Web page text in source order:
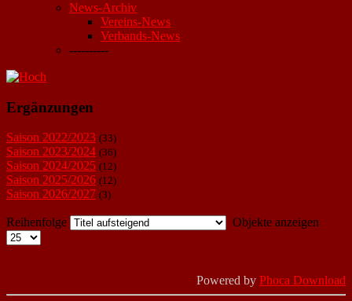
News-Archiv
Vereins-News
Verbands-News
----------
Ergänzungen
Saison 2022/2023 (33)
Saison 2023/2024 (36)
Saison 2024/2025 (12)
Saison 2025/2026 (12)
Saison 2026/2027 (3)
Reihenfolge Objekte anzeigen
Powered by Phoca Download